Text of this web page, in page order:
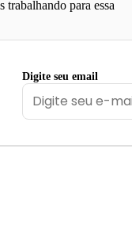
trabalhando para essa
Digite seu email